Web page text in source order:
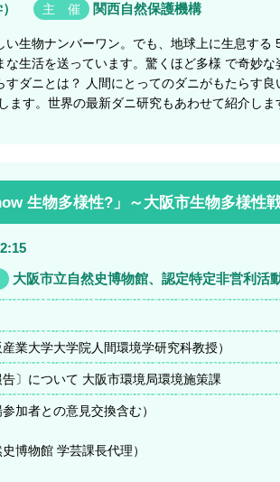
主 催 関西自然保護機構
生物ナンバーワン。でも、地球上に生息する
生活を送っています。驚くほど多様 で奇妙
すダニとは？ 人間にとってのダニがもたらす
ます。世界の最新ダニ研究もあわせて紹介しま
生物多様性?」～大阪市生物多様性
大阪市立自然史博物館、認定特定非営利活
大学大学院人間環境学研究科教授）
〕について 大阪市環境局環境施策課
加者との意見交換含む）
物館 学芸課長代理）